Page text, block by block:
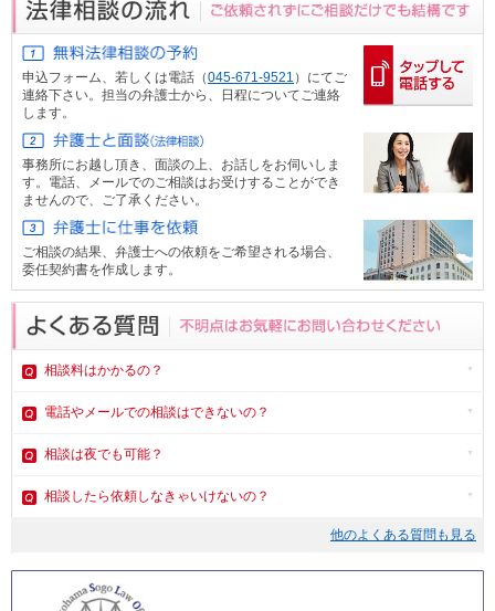
申込フォーム、 若しくは電話（045-671-9521 ）にてご
連絡下さい。担当の弁護士から、日程についてご連絡
します。
事務所にお越し頂き、面談の上、お話しをお伺いしま
す。電話、メールでのご相談はお受けすることができ
ませんので、ご了承ください。
ご相談の結果、弁護士への依頼をご希望される場合、
委任契約書を作成します。
相談料はかかるの？
電話やメールでの相談はできないの？
相談は夜でも可能？
相談したら依頼しなきゃいけないの？
他のよくある質問も見る